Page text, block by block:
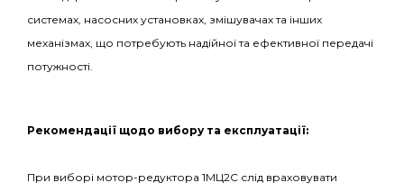
системах, насосних установках, змішувачах та інших
механізмах, що потребують надійної та ефективної передачі
потужності.
Рекомендації щодо вибору та експлуатації:
При виборі мотор-редуктора 1МЦ2С слід враховувати